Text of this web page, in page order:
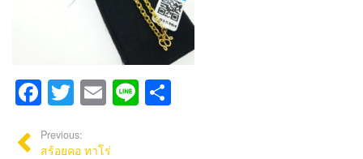
Facebook
Twitter
Email
Line
Previous:
สร้อยคอ ทาโร่